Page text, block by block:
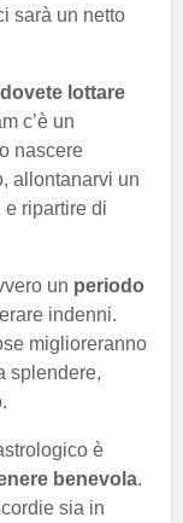
sarà un netto
dovete lottare
c’è un
nascere
allontanarvi un
e ripartire di
un periodo
indenni.
miglioreranno
splendere,
è
benevola.
sia in